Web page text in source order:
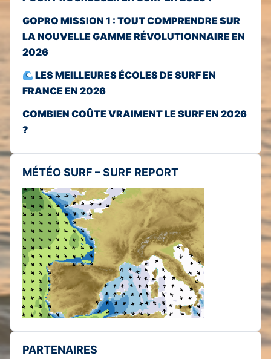
GOPRO MISSION 1 : TOUT COMPRENDRE SUR
LA NOUVELLE GAMME RÉVOLUTIONNAIRE EN
2026
LES MEILLEURES ÉCOLES DE SURF EN
FRANCE EN 2026
COMBIEN COÛTE VRAIMENT LE SURF EN 2026
?
MÉTÉO SURF – SURF REPORT
PARTENAIRES